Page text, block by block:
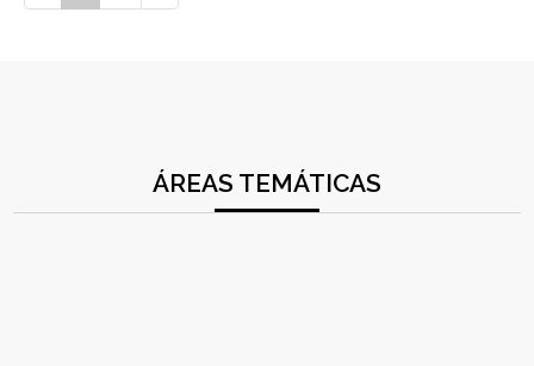
ÁREAS TEMÁTICAS